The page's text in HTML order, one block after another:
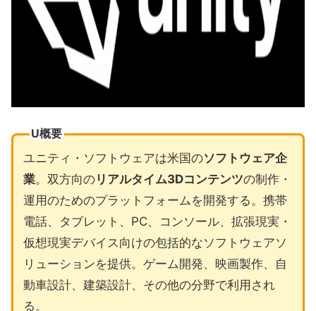
U概要
ユニティ・ソフトウェアは米国のソフトウェア企
業。双方向のリアルタイム3Dコンテンツの制作・
運用のためのプラットフォームを開発する。携帯
電話、タブレット、PC、コンソール、拡張現実・
仮想現実デバイス向けの包括的なソフトウェアソ
リューションを提供。ゲーム開発、映画製作、自
動車設計、建築設計、その他の分野で利用され
る。